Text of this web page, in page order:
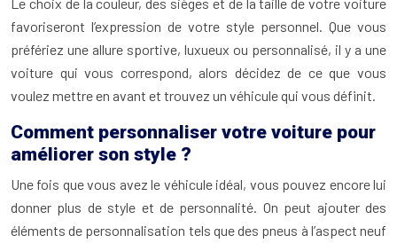
favoriseront l’expression de votre style personnel. Que vous
préfériez une allure sportive, luxueux ou personnalisé, il y a une
voiture qui vous correspond, alors décidez de ce que vous
voulez mettre en avant et trouvez un véhicule qui vous définit.
Comment personnaliser votre voiture pour
améliorer son style ?
Une fois que vous avez le véhicule idéal, vous pouvez encore lui
donner plus de style et de personnalité. On peut ajouter des
éléments de personnalisation tels que des pneus à l’aspect neuf